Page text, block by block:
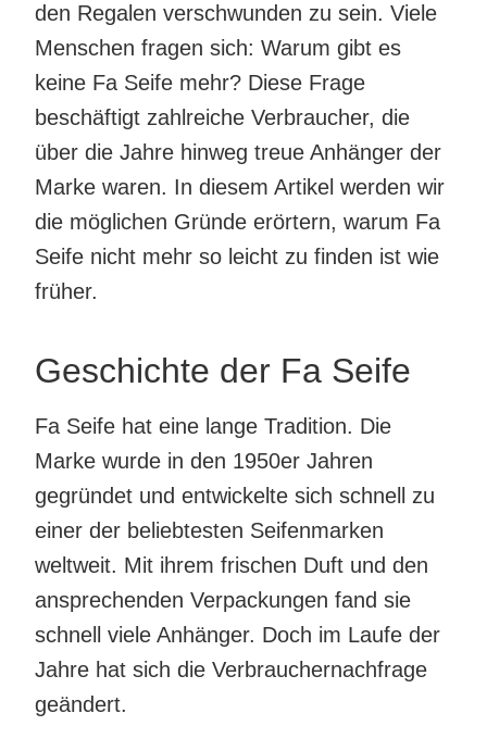
den Regalen verschwunden zu sein. Viele
Menschen fragen sich: Warum gibt es
keine Fa Seife mehr? Diese Frage
beschäftigt zahlreiche Verbraucher, die
über die Jahre hinweg treue Anhänger der
Marke waren. In diesem Artikel werden wir
die möglichen Gründe erörtern, warum Fa
Seife nicht mehr so leicht zu finden ist wie
früher.
Geschichte der Fa Seife
Fa Seife hat eine lange Tradition. Die
Marke wurde in den 1950er Jahren
gegründet und entwickelte sich schnell zu
einer der beliebtesten Seifenmarken
weltweit. Mit ihrem frischen Duft und den
ansprechenden Verpackungen fand sie
schnell viele Anhänger. Doch im Laufe der
Jahre hat sich die Verbrauchernachfrage
geändert.